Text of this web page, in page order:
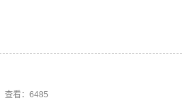
查看：6485